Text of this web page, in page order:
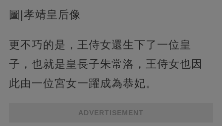
圖|孝靖皇后像
更不巧的是，王侍女還生下了一位皇
子，也就是皇長子朱常洛，王侍女也因
此由一位宮女一躍成為恭妃。
ADVERTISEMENT